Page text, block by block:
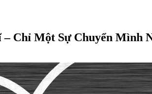
Chỉ Một Sự Chuyển Mình